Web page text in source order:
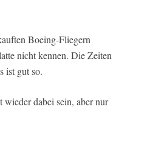
Boeing-Fliegern
nicht kennen. Die Zeiten
ist gut so.
dabei sein, aber nur